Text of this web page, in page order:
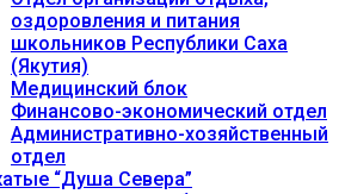
оздоровления и питания
школьников Республики Саха
(Якутия)
Медицинский блок
Финансово-экономический отдел
Административно-хозяйственный
отдел
“Душа Севера”